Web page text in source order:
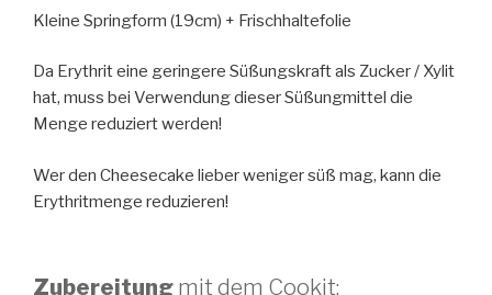
Kleine Springform (19cm) + Frischhaltefolie
Da Erythrit eine geringere Süßungskraft als Zucker / Xylit
hat, muss bei Verwendung dieser Süßungmittel die
Menge reduziert werden!
Wer den Cheesecake lieber weniger süß mag, kann die
Erythritmenge reduzieren!
Zubereitung mit dem Cookit: